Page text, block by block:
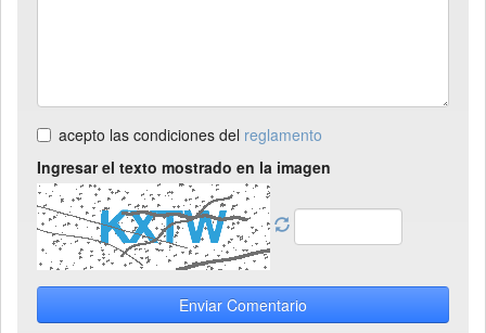
acepto las condiciones del reglamento
Ingresar el texto mostrado en la imagen
Enviar Comentario